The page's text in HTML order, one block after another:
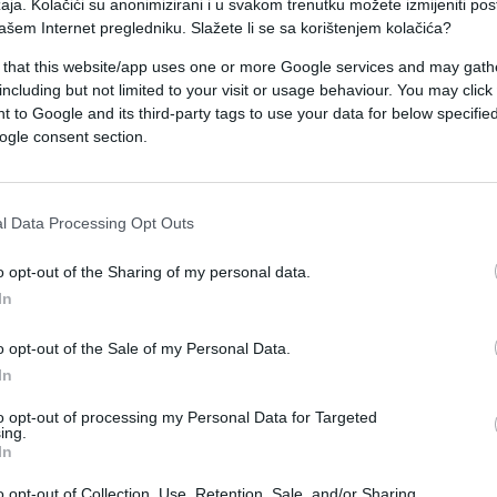
Kolačići su anonimizirani i u svakom trenutku možete izmijeniti
Internet pregledniku. Slažete li se sa korištenjem kolačića?
that this website/app uses one or more Google services and may
but not limited to your visit or usage behaviour. You may
to Google and its third-party tags to use your data for below
consent section.
Data Processing Opt Outs
opt-out of the Sharing of my personal data.
opt-out of the Sale of my Personal Data.
opt-out of processing my Personal Data for Targeted
Čemu služi rezač, a čemu onaj dio sa
šargarepa i cvekla za supu, kao i meki
za tvrdi sir, kao i za voće i povrće. Na njemu se
primjer, bebe. Isti slučaje je sa usitnjavanjem
jer će se one jednostavno "razmazati"
treba da se povrće ili voće isječe na tanke
čipsa, krastavce za salatu ili voće za
dio za rendanje hrane se najrijeđe koristi, a
za usitnjavanje veoma tvrde hrane, kao što su